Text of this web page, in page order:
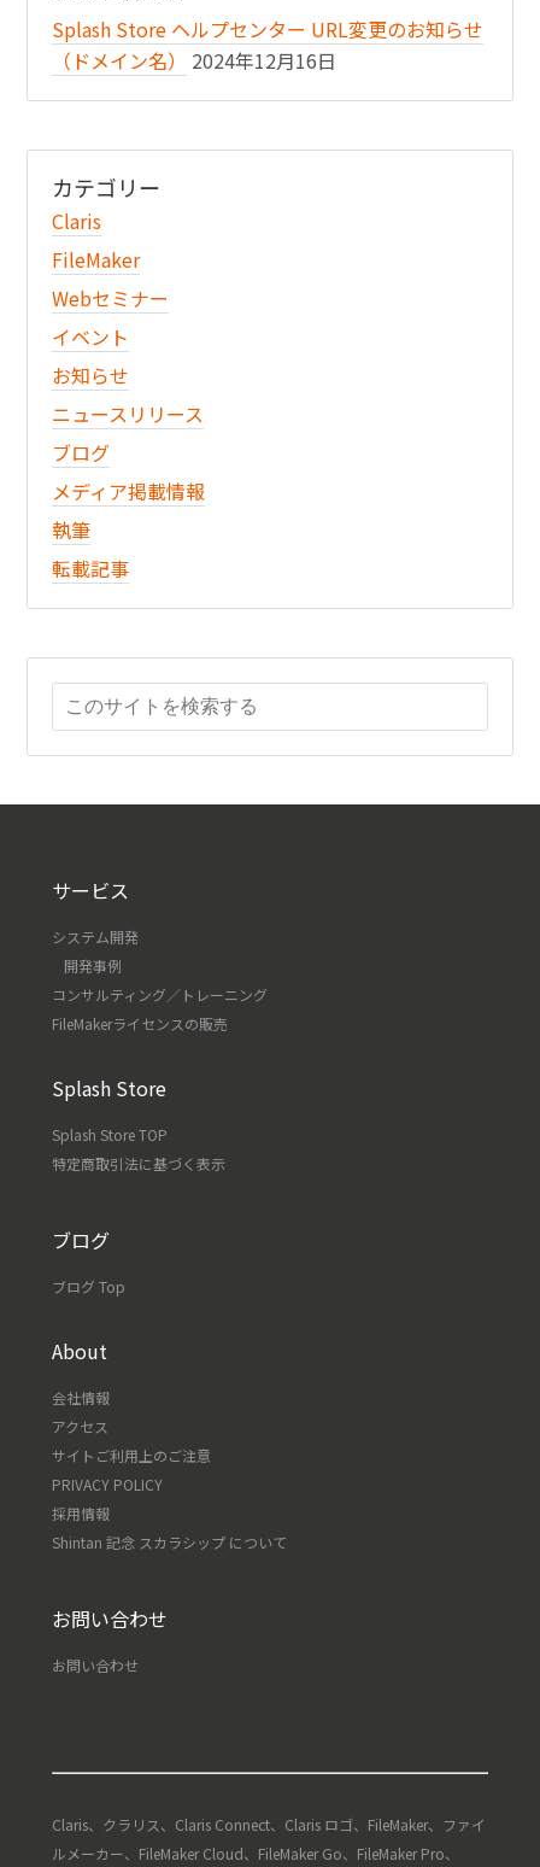
Splash Store ヘルプセンター URL変更のお知らせ
（ドメイン名）
2024年12月16日
カテゴリー
Claris
FileMaker
Webセミナー
イベント
お知らせ
ニュースリリース
ブログ
メディア掲載情報
執筆
転載記事
サービス
システム開発
開発事例
コンサルティング／トレーニング
FileMakerライセンスの販売
Splash Store
Splash Store TOP
特定商取引法に基づく表示
ブログ
ブログ Top
About
会社情報
アクセス
サイトご利用上のご注意
PRIVACY POLICY
採用情報
Shintan 記念 スカラシップ について
お問い合わせ
お問い合わせ
Claris、クラリス、Claris Connect、Claris ロゴ、FileMaker、ファイ
ルメーカー、FileMaker Cloud、FileMaker Go、FileMaker Pro、